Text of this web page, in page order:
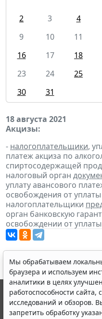
2
3 4
9
10 11
16
17 18
23
24 25
30
31
18 августа 2021
Акцизы:
- налогоплательщики,
платеж акциза по
спиртосодержащей
налоговый орган
уплату авансового
освобождения от
налогоплательщики
орган банковскую
освобождении от
Мы обрабатываем
браузера и используем
аналитики в целях
работоспособности сайта,
исследований и обзоров.
запретить обработку
© ООО "НПП "ГАРАНТ-
выпускается с 1990 года.